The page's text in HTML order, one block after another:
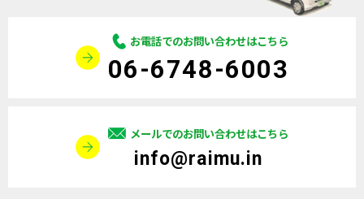
お電話でのお問い合わせはこちら
06-6748-6003
メールでのお問い合わせはこちら
info@raimu.in